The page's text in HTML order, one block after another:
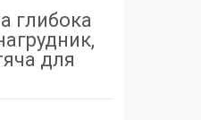
глибока
для